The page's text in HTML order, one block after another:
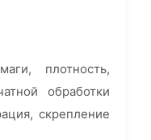
плотность,
обработки
скрепление